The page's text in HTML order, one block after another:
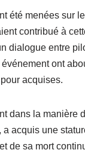
été menées sur
contribué à
dialogue entre
ont
acquises.
dans la manière
acquis une
de sa mort